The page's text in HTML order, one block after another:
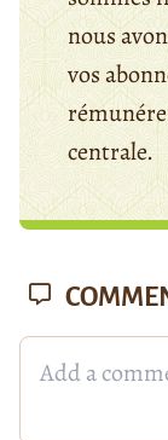
nous
vos
centrale.